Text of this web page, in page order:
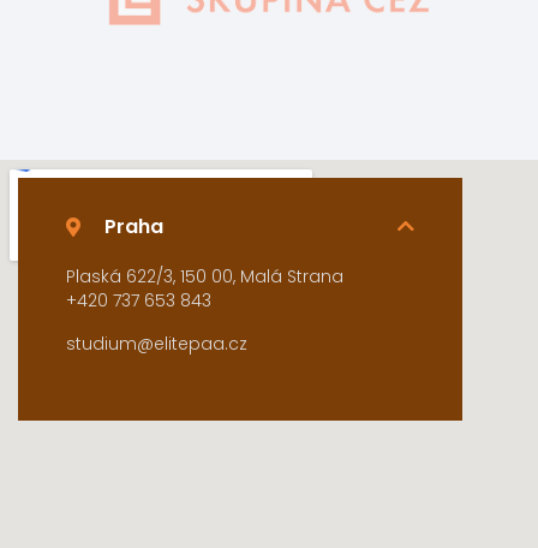
Praha
Plaská 622/3, 150 00, Malá Strana
+420 737 653 843
studium@elitepaa.cz